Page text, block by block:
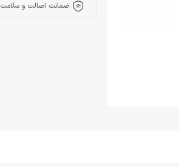
ضمانت اصالت و سلامت